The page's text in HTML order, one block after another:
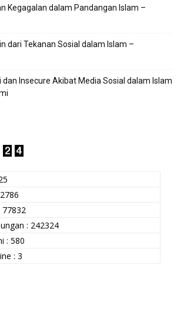
Kegagalan dalam Pandangan Islam –
dari Tekanan Sosial dalam Islam –
dan Insecure Akibat Media Sosial dalam Islam
77832
: 242324
: 580
: 3